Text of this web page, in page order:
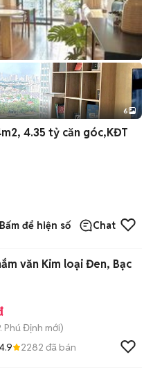
+2
6
4.35 tỷ căn góc,KĐT
Bấm để hiện số Chat
văn Kim loại Đen, Bạc
Phú Định mới)
2282 đã bán